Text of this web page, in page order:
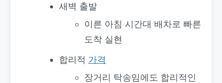
새벽 출발
이른 아침 시간대 배차로 빠른
도착 실현
합리적 가격
장거리 탁송임에도 합리적인